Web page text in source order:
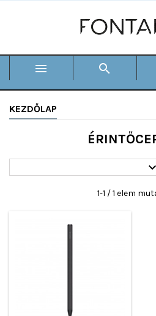
 
KEZDŐLAP

1-1 / 1 elem